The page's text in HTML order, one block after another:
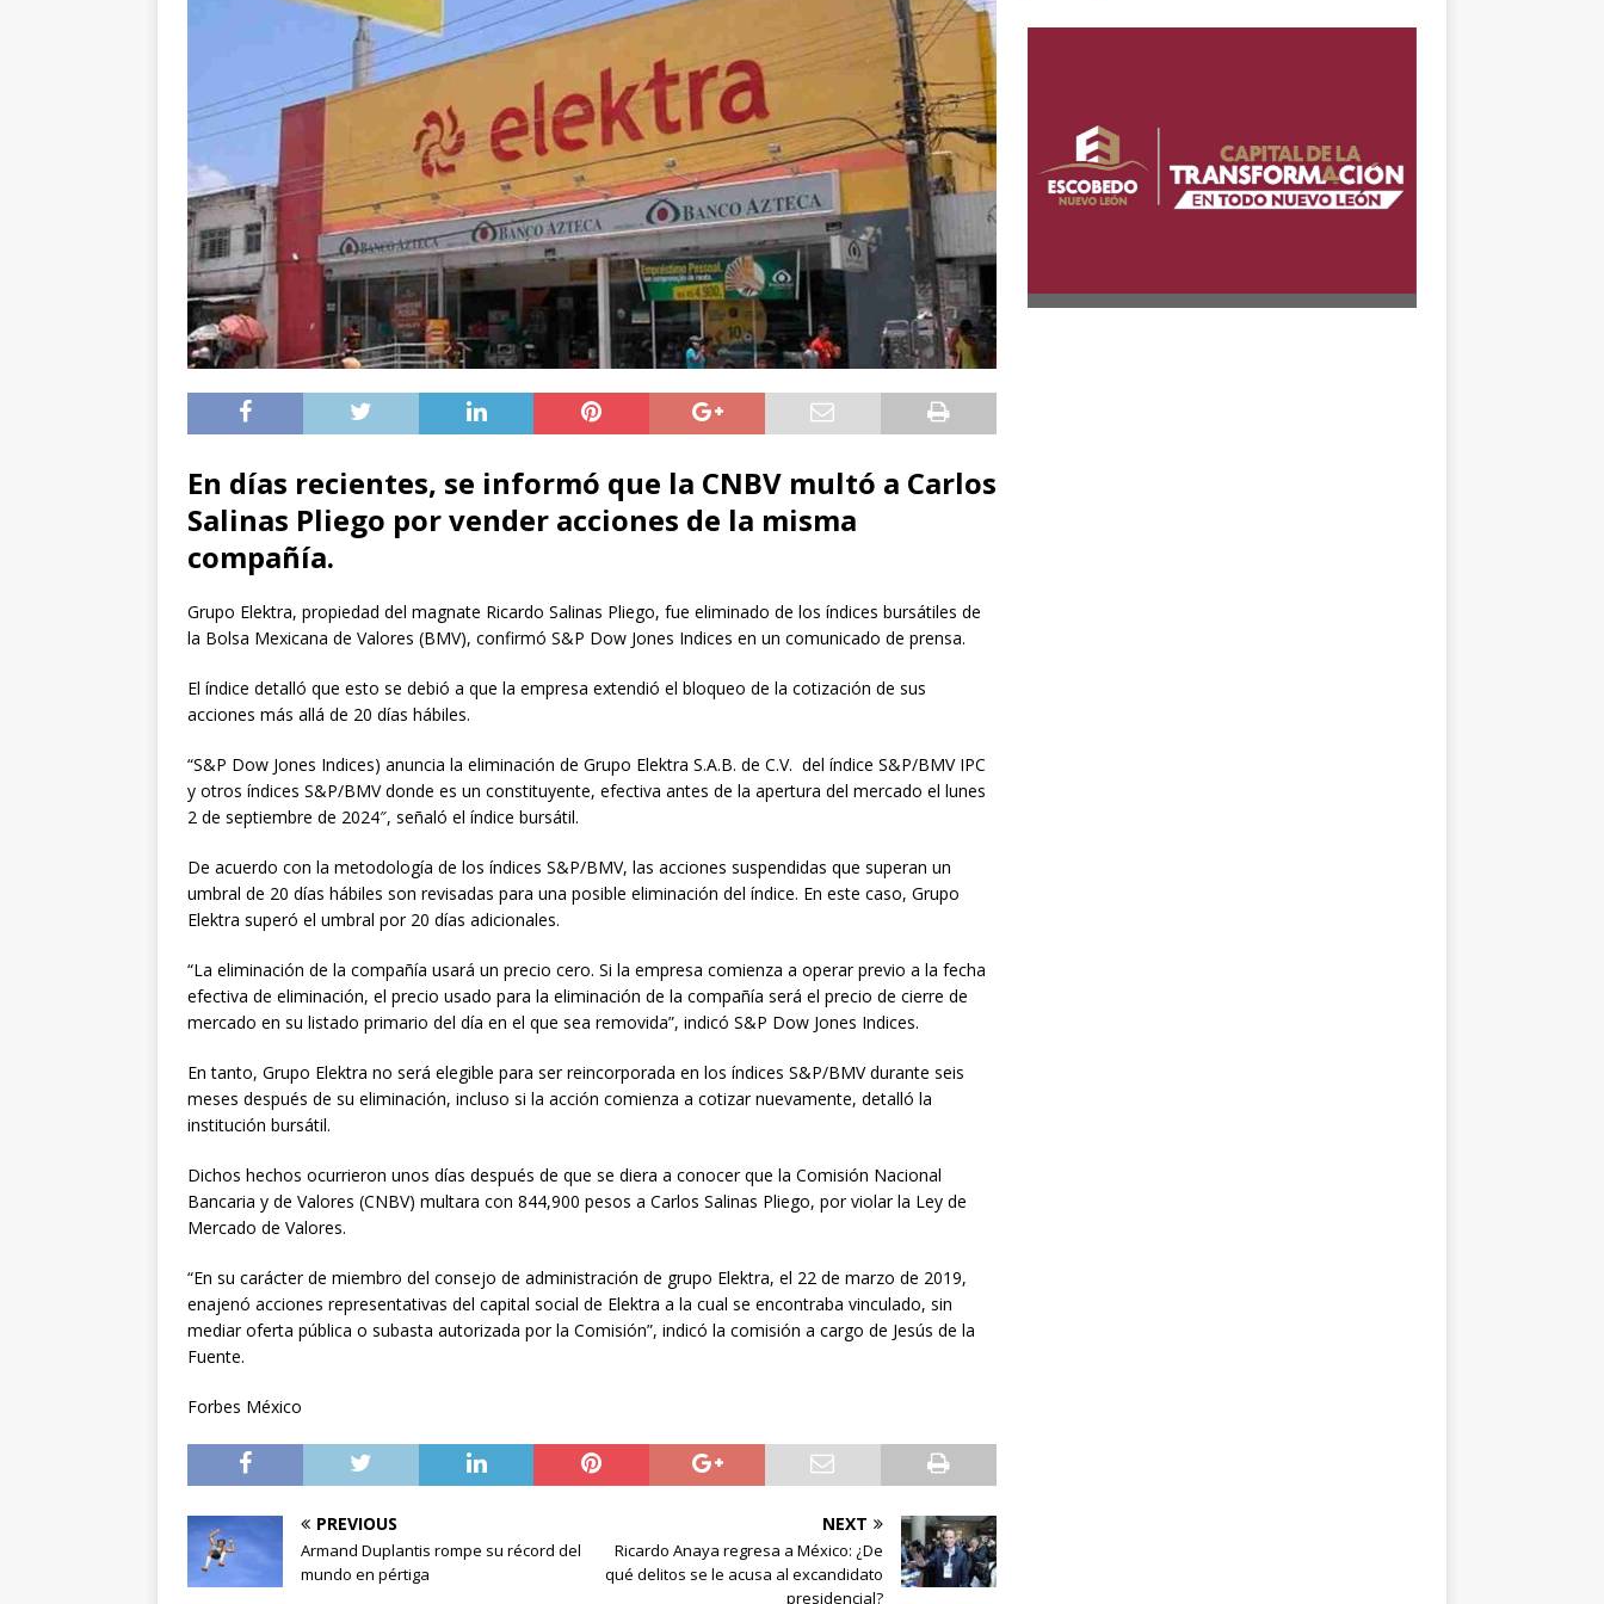
En días recientes, se informó que la CNBV multó a Carlos
Salinas Pliego por vender acciones de la misma
compañía.
Grupo Elektra, propiedad del magnate Ricardo Salinas Pliego, fue eliminado de los índices bursátiles de
la Bolsa Mexicana de Valores (BMV), confirmó S&P Dow Jones Indices en un comunicado de prensa.
El índice detalló que esto se debió a que la empresa extendió el bloqueo de la cotización de sus
acciones más allá de 20 días hábiles.
“S&P Dow Jones Indices) anuncia la eliminación de Grupo Elektra S.A.B. de C.V. del índice S&P/BMV IPC
y otros índices S&P/BMV donde es un constituyente, efectiva antes de la apertura del mercado el lunes
2 de septiembre de 2024″, señaló el índice bursátil.
De acuerdo con la metodología de los índices S&P/BMV, las acciones suspendidas que superan un
umbral de 20 días hábiles son revisadas para una posible eliminación del índice. En este caso, Grupo
Elektra superó el umbral por 20 días adicionales.
“La eliminación de la compañía usará un precio cero. Si la empresa comienza a operar previo a la fecha
efectiva de eliminación, el precio usado para la eliminación de la compañía será el precio de cierre de
mercado en su listado primario del día en el que sea removida”, indicó S&P Dow Jones Indices.
En tanto, Grupo Elektra no será elegible para ser reincorporada en los índices S&P/BMV durante seis
meses después de su eliminación, incluso si la acción comienza a cotizar nuevamente, detalló la
institución bursátil.
Dichos hechos ocurrieron unos días después de que se diera a conocer que la Comisión Nacional
Bancaria y de Valores (CNBV) multara con 844,900 pesos a Carlos Salinas Pliego, por violar la Ley de
Mercado de Valores.
“En su carácter de miembro del consejo de administración de grupo Elektra, el 22 de marzo de 2019,
enajenó acciones representativas del capital social de Elektra a la cual se encontraba vinculado, sin
mediar oferta pública o subasta autorizada por la Comisión”, indicó la comisión a cargo de Jesús de la
Fuente.
Forbes México
PREVIOUS
Armand Duplantis rompe su récord del
mundo en pértiga
NEXT
Ricardo Anaya regresa a México: ¿De
qué delitos se le acusa al excandidato
presidencial?